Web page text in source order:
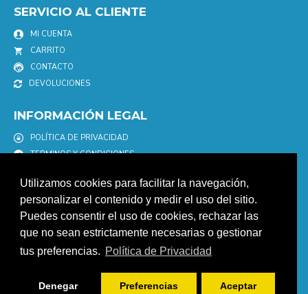
Utilizamos cookies para facilitar la navegación,
personalizar el contenido y medir el uso del sitio.
Puedes consentir el uso de cookies, rechazar las
que no sean estrictamente necesarias o gestionar
tus preferencias. Política de Privacidad
Denegar Preferencias Aceptar
SERVICIO AL CLIENTE
MI CUENTA
CARRITO
CONTACTO
DEVOLUCIONES
INFORMACIÓN LEGAL
POLÍTICA DE PRIVACIDAD
TERMINOS Y CONDICIONES
AVISO LEGAL
NEWSLETTER
Únete a nuestro newletter para estar informad@ de nuestras
promociones y descuentos.
ENVIAR